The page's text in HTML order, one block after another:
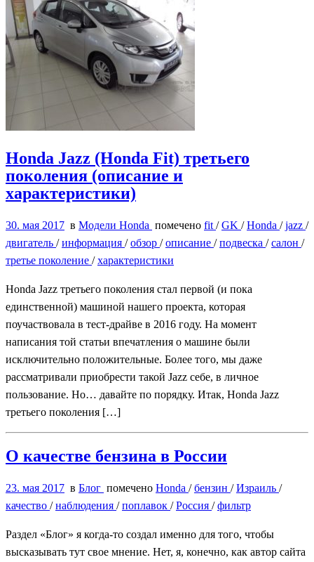
Honda Jazz (Honda Fit) третьего
поколения (описание и
характеристики)
30. мая 2017 в Модели Honda помечено fit /GK /Honda /jazz /
двигатель /информация /обзор /описание /подвеска /салон /
третье поколение /характеристики
Honda Jazz третьего поколения стал первой (и пока
единственной) машиной нашего проекта, которая
поучаствовала в тест-драйве в 2016 году. На момент
написания той статьи впечатления о машине были
исключительно положительные. Более того, мы даже
рассматривали приобрести такой Jazz себе, в личное
пользование. Но… давайте по порядку. Итак, Honda Jazz
третьего поколения […]
О качестве бензина в России
23. мая 2017 в Блог помечено Honda /бензин /Израиль /
качество /наблюдения /поплавок /Россия /фильтр
Раздел «Блог» я когда-то создал именно для того, чтобы
высказывать тут свое мнение. Нет, я, конечно, как автор сайта